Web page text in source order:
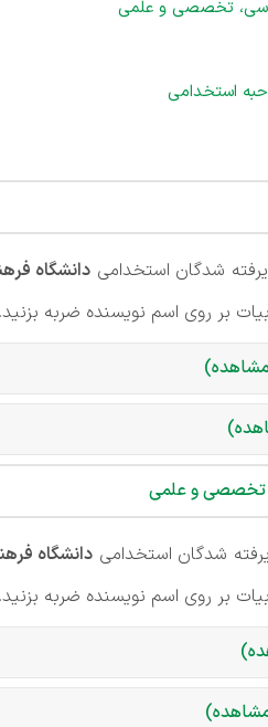
تخصصی و علمی
استخدامی
شدگان استخدامی دانشگاه
بر روی اسم نویسنده ضربه بزنید.
تخصصی و علمی
شدگان استخدامی دانشگاه
بر روی اسم نویسنده ضربه بزنید.